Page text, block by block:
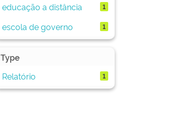
educação a distância 1
escola de governo 1
Type
Relatório
1